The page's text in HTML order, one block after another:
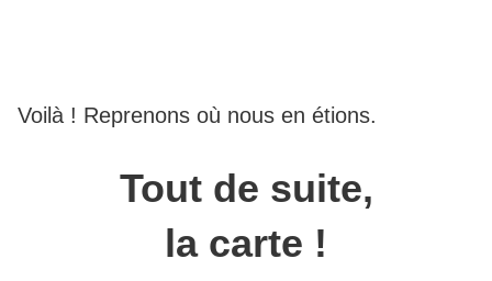
Voilà ! Reprenons où nous en étions.
Tout de suite,
la carte !